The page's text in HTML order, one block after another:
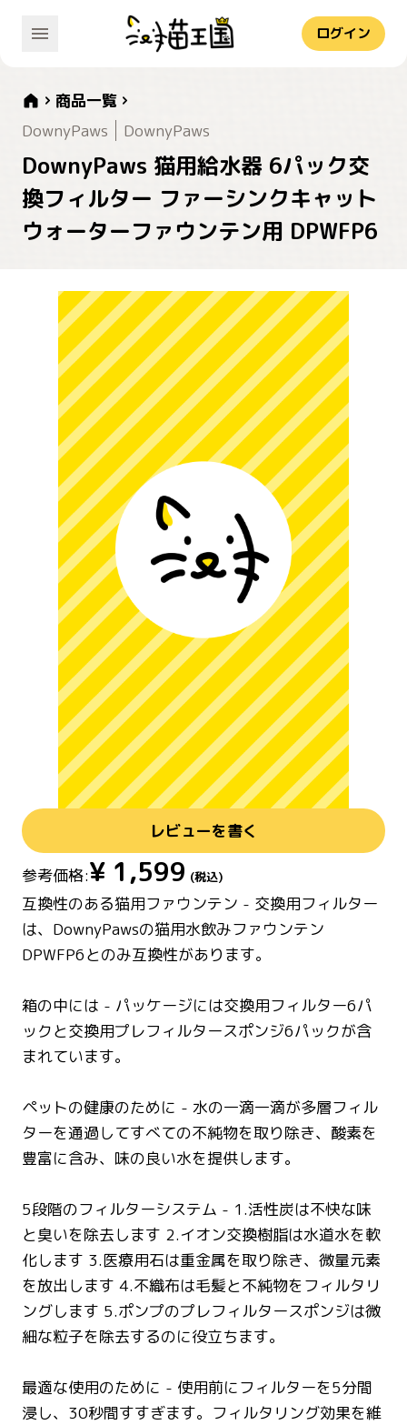
ログイン
商品一覧
DownyPaws
DownyPaws
DownyPaws 猫用給水器 6パック交
換フィルター ファーシンクキャット
ウォーターファウンテン用 DPWFP6
レビューを書く
参考価格:¥ 1,599 (税込)
互換性のある猫用ファウンテン - 交換用フィルター
は、DownyPawsの猫用水飲みファウンテン
DPWFP6とのみ互換性があります。
箱の中には - パッケージには交換用フィルター6パ
ックと交換用プレフィルタースポンジ6パックが含
まれています。
ペットの健康のために - 水の一滴一滴が多層フィル
ターを通過してすべての不純物を取り除き、酸素を
豊富に含み、味の良い水を提供します。
5段階のフィルターシステム - 1.活性炭は不快な味
と臭いを除去します 2.イオン交換樹脂は水道水を軟
化します 3.医療用石は重金属を取り除き、微量元素
を放出します 4.不織布は毛髪と不純物をフィルタリ
ングします 5.ポンプのプレフィルタースポンジは微
細な粒子を除去するのに役立ちます。
最適な使用のために - 使用前にフィルターを5分間
浸し、30秒間すすぎます。フィルタリング効果を維